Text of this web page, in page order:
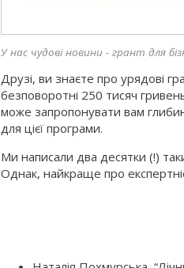
У нас чудові новини - грант для
Друзі, ви знаєте про урядові
безповоротні 250 тисяч
може запропонувати вам
для цієї програми.
Ми написали два десятки (!)
Однак, найкраще про